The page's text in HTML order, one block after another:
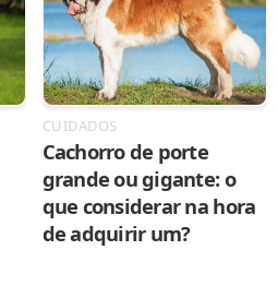
CUIDADOS
Cachorro de porte
grande ou gigante: o
que considerar na hora
de adquirir um?